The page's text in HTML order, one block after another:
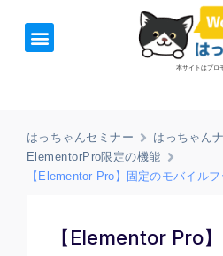
本サイトはプロ
はっちゃんセミナー
はっちゃん
ElementorPro限定の機能​
【Elementor Pro】固定のモバイル
【Elementor Pro